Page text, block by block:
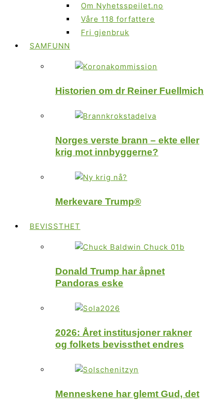
Om Nyhetsspeilet.no
Våre 118 forfattere
Fri gjenbruk
SAMFUNN
Historien om dr Reiner Fuellmich
Norges verste brann – ekte eller
krig mot innbyggerne?
Merkevare Trump®
BEVISSTHET
Donald Trump har åpnet
Pandoras eske
2026: Året institusjoner rakner
og folkets bevissthet endres
Menneskene har glemt Gud, det